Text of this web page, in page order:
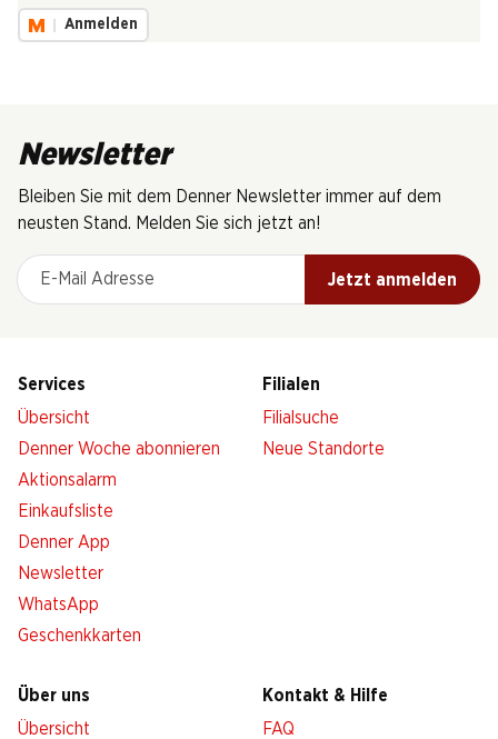
Anmelden
Newsletter
Bleiben Sie mit dem Denner Newsletter immer auf dem
neusten Stand. Melden Sie sich jetzt an!
E-Mail Adresse
Jetzt anmelden
Services
Übersicht
Denner Woche abonnieren
Aktionsalarm
Einkaufsliste
Denner App
Newsletter
WhatsApp
Geschenkkarten
Filialen
Filialsuche
Neue Standorte
Über uns
Übersicht
Kontakt & Hilfe
FAQ